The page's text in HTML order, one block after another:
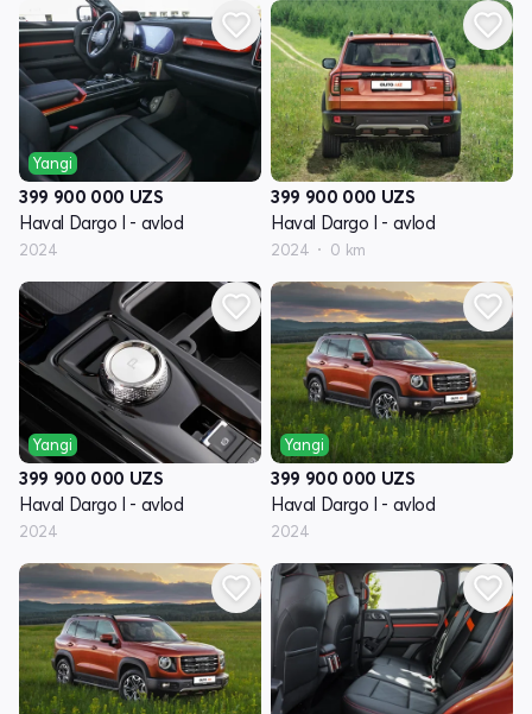
Yangi
399 900 000 UZS
Haval Dargo I - avlod
2024
399 900 000 UZS
Haval Dargo I - avlod
2024 0 km
Yangi
399 900 000 UZS
Haval Dargo I - avlod
2024
Yangi
399 900 000 UZS
Haval Dargo I - avlod
2024